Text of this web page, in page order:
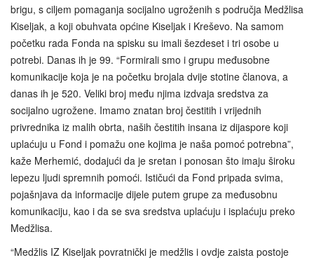
brigu, s ciljem pomaganja socijalno ugroženih s područja Medžlisa
Kiseljak, a koji obuhvata općine Kiseljak i Kreševo. Na samom
početku rada Fonda na spisku su imali šezdeset i tri osobe u
potrebi. Danas ih je 99. “Formirali smo i grupu međusobne
komunikacije koja je na početku brojala dvije stotine članova, a
danas ih je 520. Veliki broj među njima izdvaja sredstva za
socijalno ugrožene. Imamo znatan broj čestitih i vrijednih
privrednika iz malih obrta, naših čestitih insana iz dijaspore koji
uplaćuju u Fond i pomažu one kojima je naša pomoć potrebna”,
kaže Merhemić, dodajući da je sretan i ponosan što imaju široku
lepezu ljudi spremnih pomoći. Ističući da Fond pripada svima,
pojašnjava da informacije dijele putem grupe za međusobnu
komunikaciju, kao i da se sva sredstva uplaćuju i isplaćuju preko
Medžlisa.
“Medžlis IZ Kiseljak povratnički je medžlis i ovdje zaista postoje